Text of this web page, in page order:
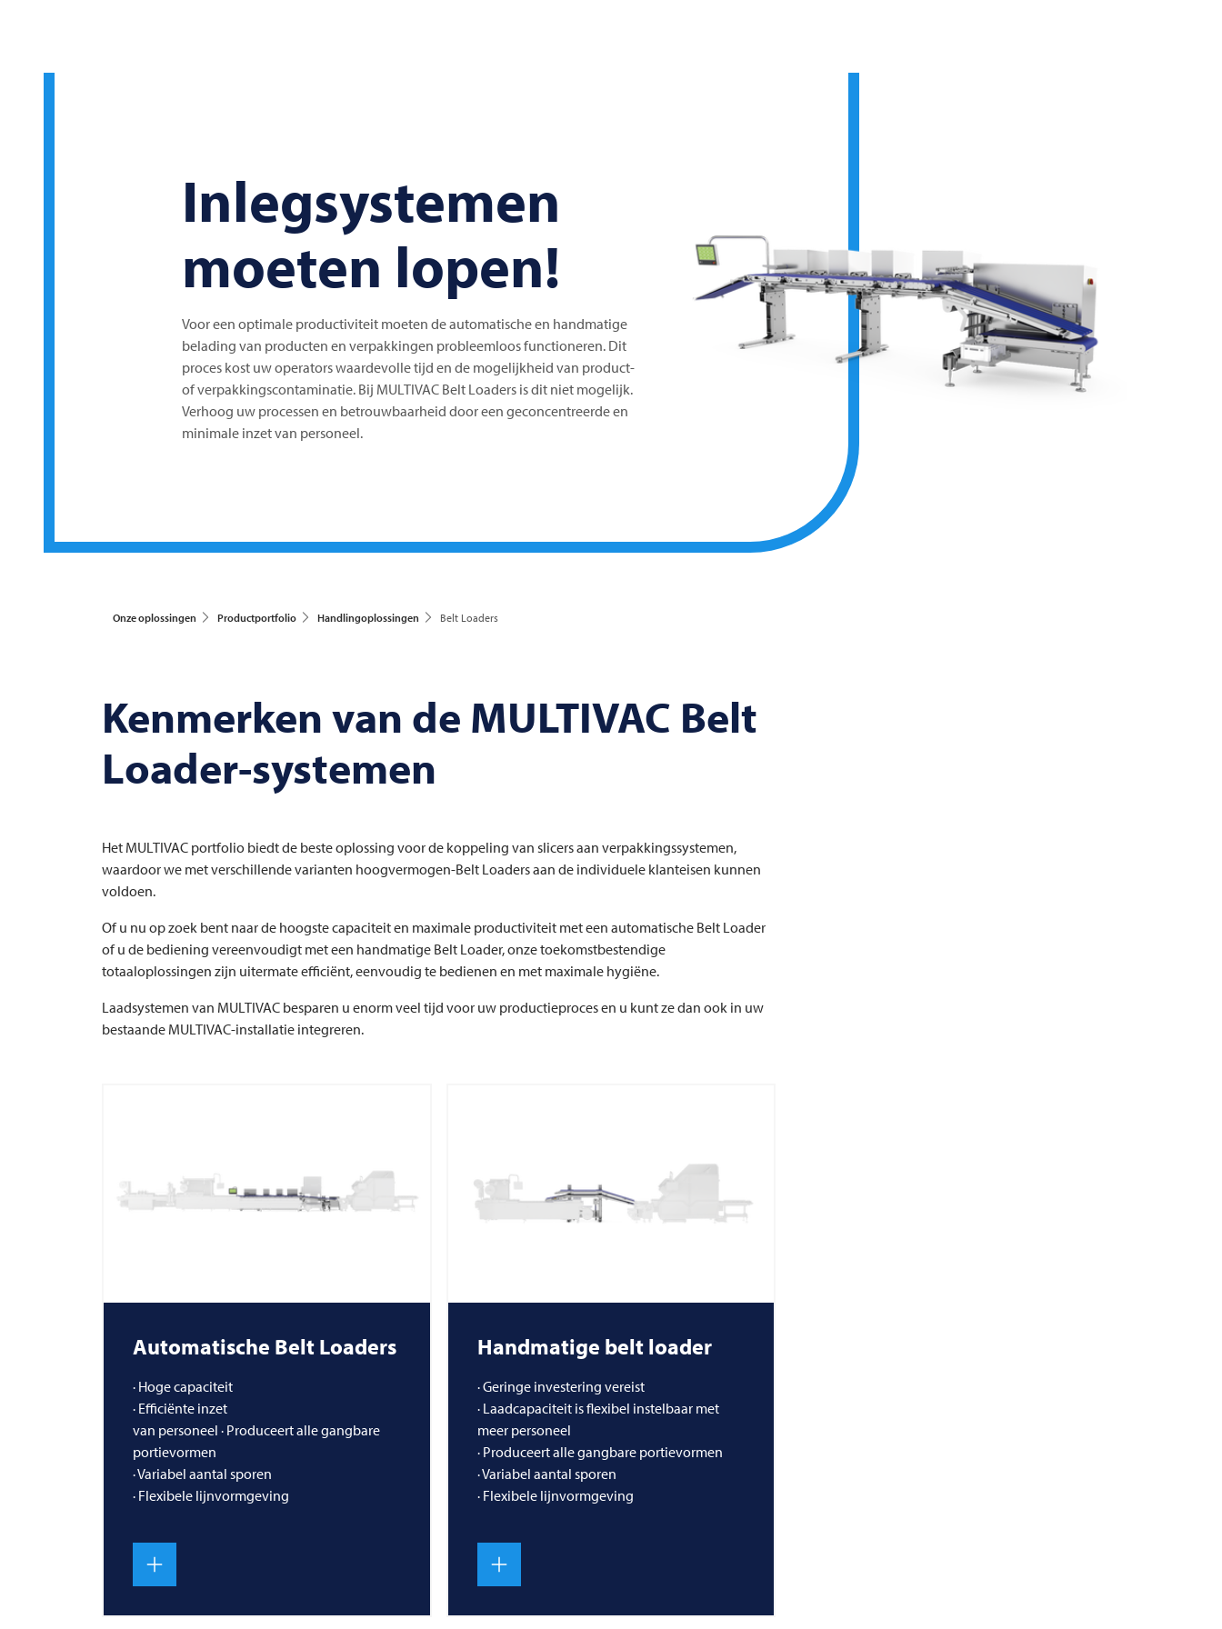
Inlegsystemen
moeten lopen!
Voor een optimale productiviteit moeten de automatische en handmatige
belading van producten en verpakkingen probleemloos functioneren. Dit
proces kost uw operators waardevolle tijd en de mogelijkheid van product-
of verpakkingscontaminatie. Bij MULTIVAC Belt Loaders is dit niet mogelijk.
Verhoog uw processen en betrouwbaarheid door een geconcentreerde en
minimale inzet van personeel.
Onze oplossingen Productportfolio Handlingoplossingen Belt Loaders
Kenmerken van de MULTIVAC Belt
Loader-systemen
Het MULTIVAC portfolio biedt de beste oplossing voor de koppeling van slicers aan verpakkingssystemen,
waardoor we met verschillende varianten hoogvermogen-Belt Loaders aan de individuele klanteisen kunnen
voldoen.
Of u nu op zoek bent naar de hoogste capaciteit en maximale productiviteit met een automatische Belt Loader
of u de bediening vereenvoudigt met een handmatige Belt Loader, onze toekomstbestendige
totaaloplossingen zijn uitermate efficiënt, eenvoudig te bedienen en met maximale hygiëne.
Laadsystemen van MULTIVAC besparen u enorm veel tijd voor uw productieproces en u kunt ze dan ook in uw
bestaande MULTIVAC-installatie integreren.
Automatische Belt Loaders
· Hoge capaciteit
· Efficiënte inzet
van personeel · Produceert alle gangbare
portievormen
· Variabel aantal sporen
· Flexibele lijnvormgeving
Handmatige belt loader
· Geringe investering vereist
· Laadcapaciteit is flexibel instelbaar met
meer personeel
· Produceert alle gangbare portievormen
· Variabel aantal sporen
· Flexibele lijnvormgeving